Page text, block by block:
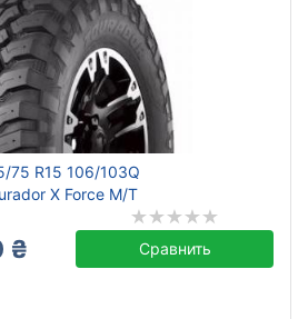
75 R15 106/103Q
X Force M/T
₴ Сравнить